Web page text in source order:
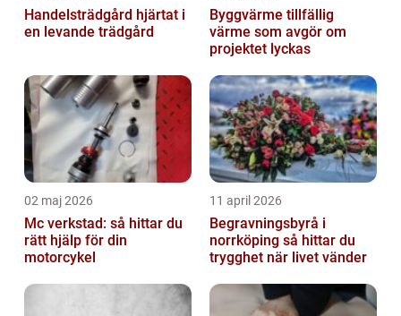
Handelsträdgård hjärtat i
en levande trädgård
Byggvärme tillfällig
värme som avgör om
projektet lyckas
02 maj 2026
Mc verkstad: så hittar du
rätt hjälp för din
motorcykel
11 april 2026
Begravningsbyrå i
norrköping så hittar du
trygghet när livet vänder